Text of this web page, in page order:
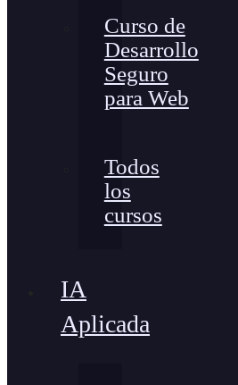
Curso de
Desarrollo
Seguro
para Web
Todos
los
cursos
IA
Aplicada